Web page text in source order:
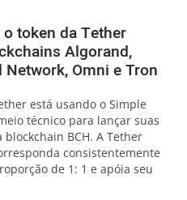
token da Tether
Algorand,
Network, Omni e Tron
está usando o Simple
técnico para lançar suas
BCH. A Tether
consistentemente
de 1: 1 e apóia seu